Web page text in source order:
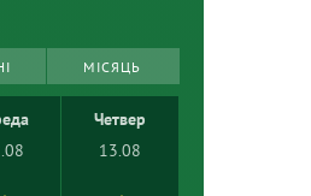
МІСЯЦЬ
Четвер
13.08